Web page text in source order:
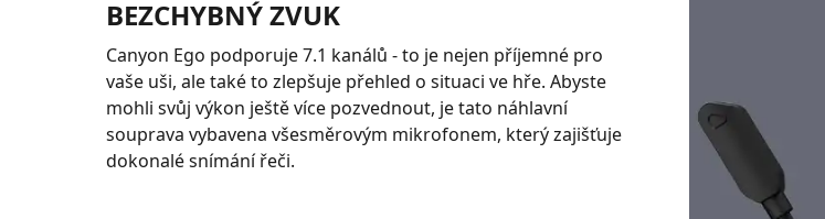
BEZCHYBNÝ ZVUK
Canyon Ego podporuje 7.1 kanálů - to je nejen příjemné pro
vaše uši, ale také to zlepšuje přehled o situaci ve hře. Abyste
mohli svůj výkon ještě více pozvednout, je tato náhlavní
souprava vybavena všesměrovým mikrofonem, který zajišťuje
dokonalé snímání řeči.